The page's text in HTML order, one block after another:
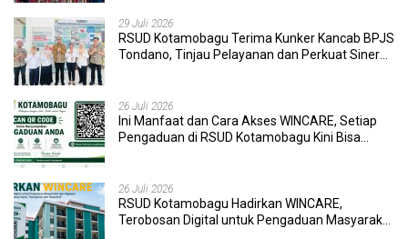
29 Juli 2026
RSUD Kotamobagu Terima Kunker Kancab BPJS
Tondano, Tinjau Pelayanan dan Perkuat Sinergi
26 Juli 2026
Ini Manfaat dan Cara Akses WINCARE, Setiap
Pengaduan di RSUD Kotamobagu Kini Bisa
26 Juli 2026
RSUD Kotamobagu Hadirkan WINCARE,
Terobosan Digital untuk Pengaduan Masyarakat